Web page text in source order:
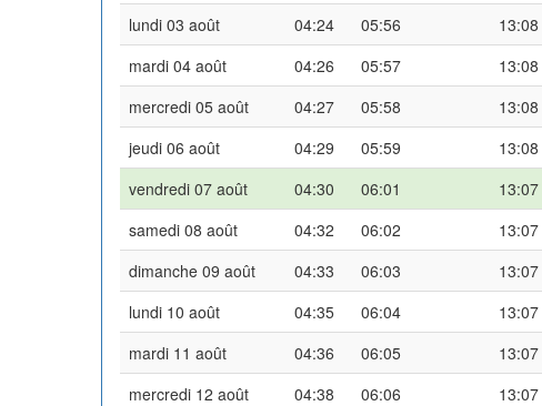
lundi 03 août
04:24 05:56 13:08
mardi 04 août
04:26 05:57 13:08
mercredi 05 août
04:27 05:58 13:08
jeudi 06 août
04:29 05:59 13:08
vendredi 07 août
04:30 06:01 13:07
samedi 08 août
04:32 06:02 13:07
dimanche 09 août
04:33 06:03 13:07
lundi 10 août
04:35 06:04 13:07
mardi 11 août
04:36 06:05 13:07
mercredi 12 août
04:38 06:06 13:07